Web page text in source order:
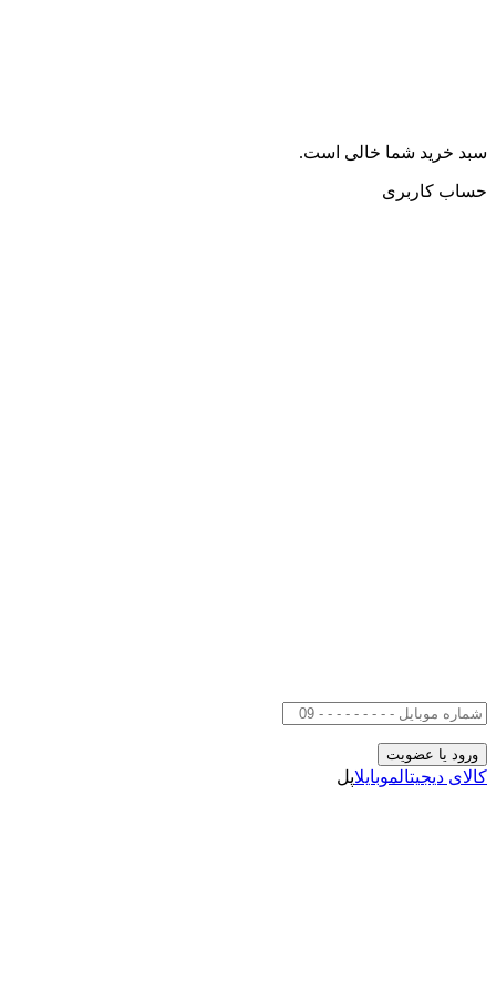
سبد خرید شما خالی است.
حساب کاربری
کالای دیجیتالموبایلاپل